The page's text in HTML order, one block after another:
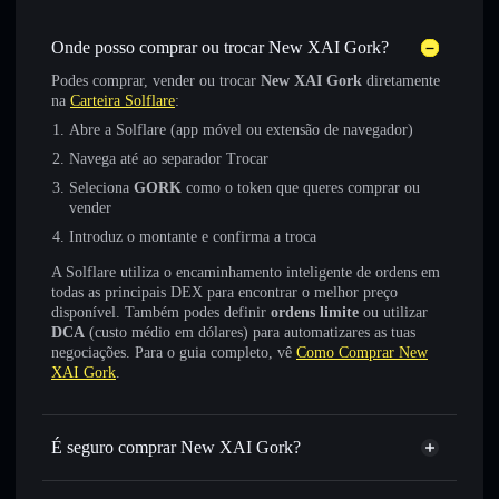
Onde posso comprar ou trocar New XAI Gork?
Podes comprar, vender ou trocar New XAI Gork diretamente
na Carteira Solflare:
Abre a Solflare (app móvel ou extensão de navegador)
Navega até ao separador Trocar
Seleciona GORK como o token que queres comprar ou
vender
Introduz o montante e confirma a troca
A Solflare utiliza o encaminhamento inteligente de ordens em
todas as principais DEX para encontrar o melhor preço
disponível. Também podes definir ordens limite ou utilizar
DCA (custo médio em dólares) para automatizares as tuas
negociações. Para o guia completo, vê Como Comprar New
XAI Gork.
É seguro comprar New XAI Gork?
New XAI Gork token verificado